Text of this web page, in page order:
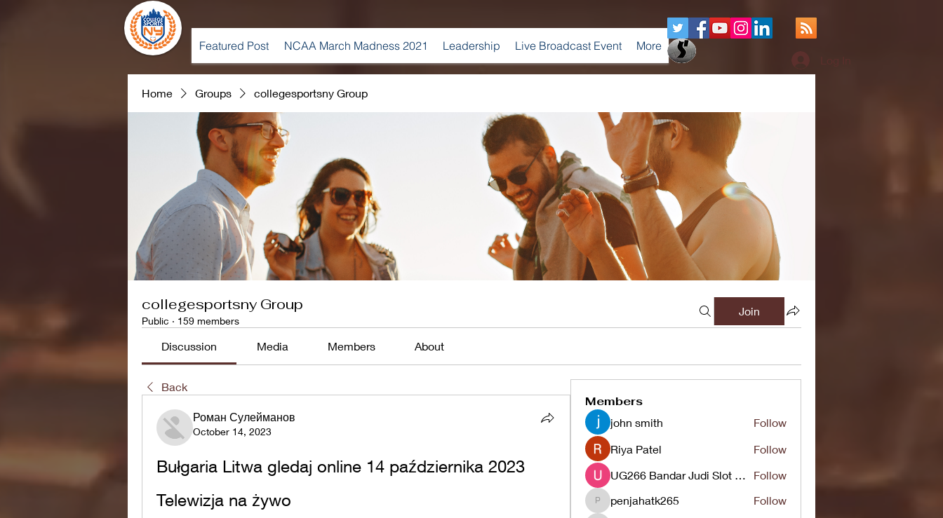
Featured Post NCAA March Madness 2021 Leadership Live Broadcast Event More
Home Groups collegesportsny Group
collegesportsny Group
Public · 159 members
Join
Discussion Media Members About
Back
Роман Сулейманов
October 14, 2023
Bułgaria Litwa gledaj online 14 października 2023
Telewizja na żywo
Members
john smith
Follow
Riya Patel
Follow
UG266 Bandar Judi Slot Online Live RTP Slot Gacor Tertinggi
Follow
penjahatk265
penjahatk265 Follow